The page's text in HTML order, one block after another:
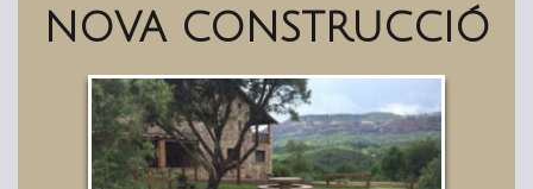
NOVA CONSTRUCCIÓ